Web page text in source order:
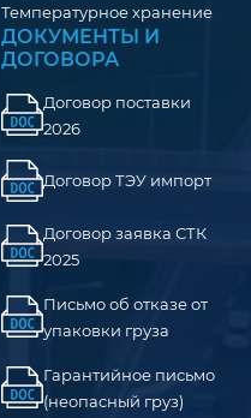
Температурное хранение
ДОКУМЕНТЫ И
ДОГОВОРА
Договор поставки
2026
Договор ТЭУ импорт
Договор заявка СТК
2025
Письмо об отказе от
упаковки груза
Гарантийное письмо
(неопасный груз)